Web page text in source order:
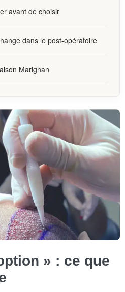
avant de choisir
dans le post-opératoire
Marignan
» : ce que